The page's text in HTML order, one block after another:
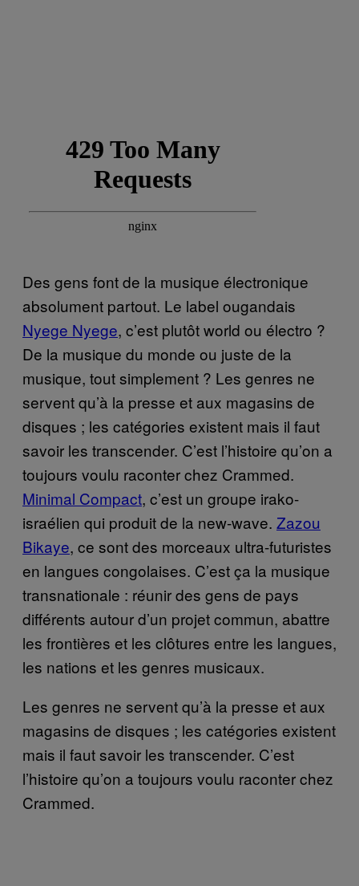
Des gens font de la musique électronique
absolument partout. Le label ougandais
Nyege Nyege, c’est plutôt world ou électro ?
De la musique du monde ou juste de la
musique, tout simplement ? Les genres ne
servent qu’à la presse et aux magasins de
disques ; les catégories existent mais il faut
savoir les transcender. C’est l’histoire qu’on a
toujours voulu raconter chez Crammed.
Minimal Compact, c’est un groupe irako-
israélien qui produit de la new-wave. Zazou
Bikaye, ce sont des morceaux ultra-futuristes
en langues congolaises. C’est ça la musique
transnationale : réunir des gens de pays
différents autour d’un projet commun, abattre
les frontières et les clôtures entre les langues,
les nations et les genres musicaux.
Les genres ne servent qu’à la presse et aux
magasins de disques ; les catégories existent
mais il faut savoir les transcender. C’est
l’histoire qu’on a toujours voulu raconter chez
Crammed.